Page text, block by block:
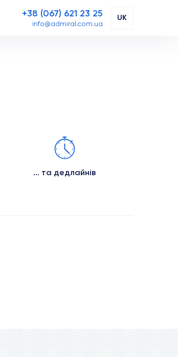
+38 (067) 621 23 25
info@admiral.com.ua
UK
... та дедлайнів